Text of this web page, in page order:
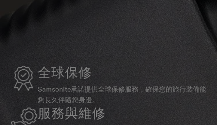
全球保修
Samsonite承諾提供全球保修服務，確保您的旅行裝備能
夠長久伴隨您身邊。
服務與維修